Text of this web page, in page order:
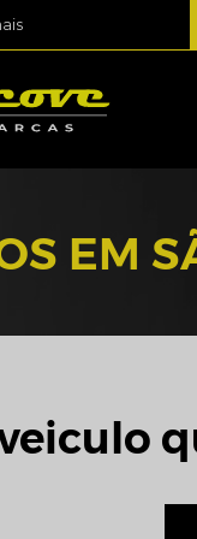
EM